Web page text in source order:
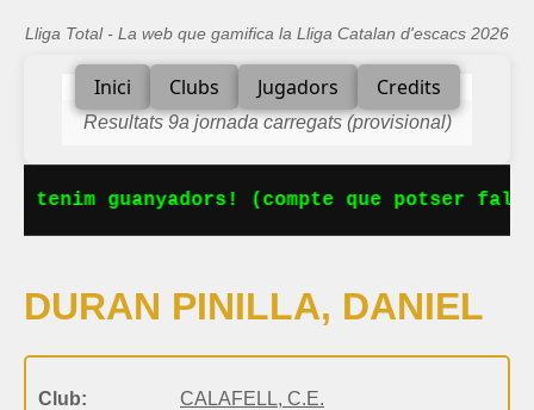
Lliga Total - La web que gamifica la Lliga Catalan d'escacs 2026
Inici Clubs Jugadors Credits
Resultats 9a jornada carregats (provisional)
tenim guanyadors! (compte que potser
DURAN PINILLA, DANIEL
Club:
CALAFELL, C.E.